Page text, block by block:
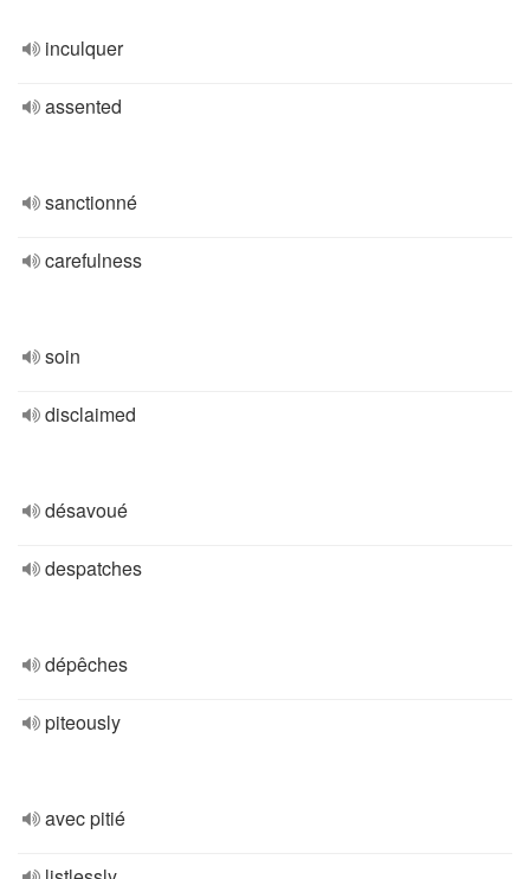
inculquer
assented
sanctionné
carefulness
soin
disclaimed
désavoué
despatches
dépêches
piteously
avec pitié